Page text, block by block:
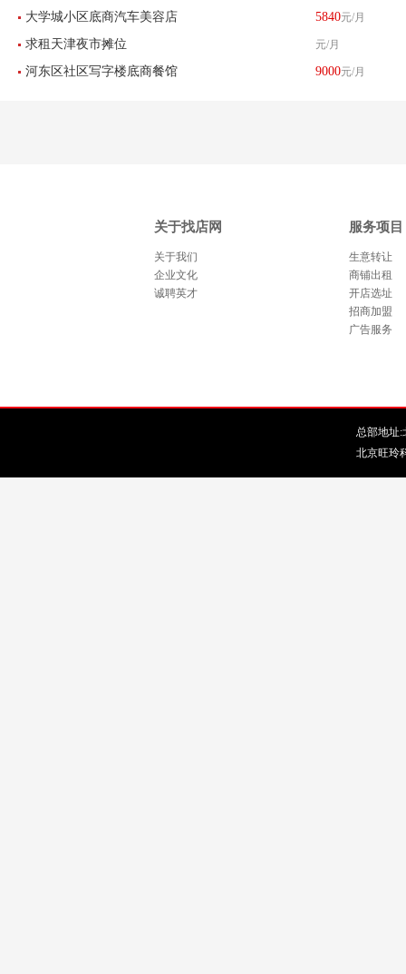
店刨冰店转让
大学城小区底商汽车美容店
转让
5840元/月
求租天津夜市摊位 元/月
河东区社区写字楼底商餐馆 9000元/月
关于找店网
关于我们
企业文化
诚聘英才
服务项目
生意转让
商铺出租
开店选址
招商加盟
广告服务
总部地址:
北京旺玲